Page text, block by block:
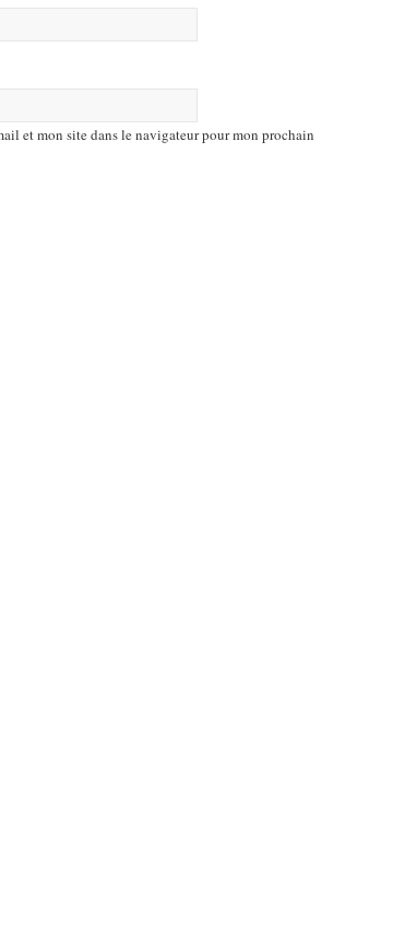
et mon site dans le navigateur pour mon prochain